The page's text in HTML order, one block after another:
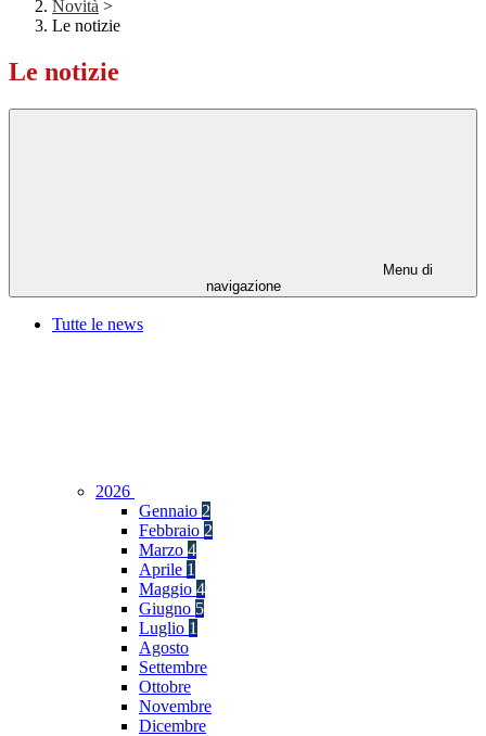
Novità >
Le notizie
Le notizie
Menu di
navigazione
Tutte le news
2026
Gennaio 2
Febbraio 2
Marzo 4
Aprile 1
Maggio 4
Giugno 5
Luglio 1
Agosto
Settembre
Ottobre
Novembre
Dicembre